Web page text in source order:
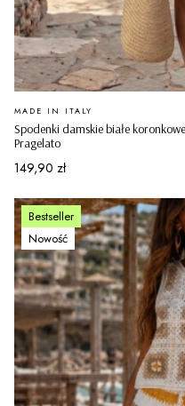
Spodenki damskie białe
Pragelato
PRODUCENT
MADE IN ITALY
Cena
149,90 zł
Bestseller
Nowość